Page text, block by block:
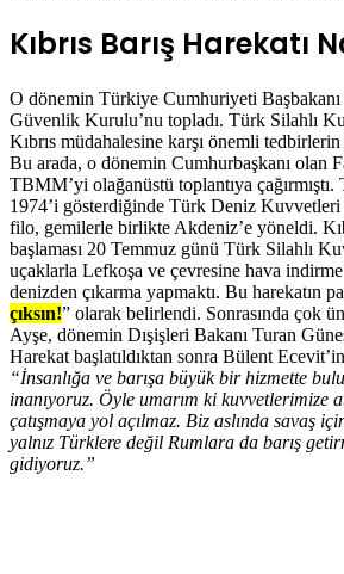
Kıbrıs Barış Harekatı
O dönemin Türkiye Cumhuriyeti
Güvenlik Kurulu’nu topladı. Türk Silahlı
Kıbrıs müdahalesine karşı önemli tedbirlerin
Bu arada, o dönemin Cumhurbaşkanı olan
TBMM’yi olağanüstü toplantıya
1974’i gösterdiğinde Türk Deniz Kuvvetleri
filo, gemilerle birlikte Akdeniz’e yöneldi.
başlaması 20 Temmuz günü Türk Silahlı
uçaklarla Lefkoşa ve çevresine hava indirme
denizden çıkarma yapmaktı. Bu harekatın
çıksın!” olarak belirlendi. Sonrasında çok
Ayşe, dönemin Dışişleri Bakanı Turan
Harekat başlatıldıktan sonra Bülent
“İnsanlığa ve barışa büyük bir hizmette
inanıyoruz. Öyle umarım ki kuvvetlerimize
çatışmaya yol açılmaz. Biz aslında savaş
yalnız Türklere değil Rumlara da barış
gidiyoruz.”